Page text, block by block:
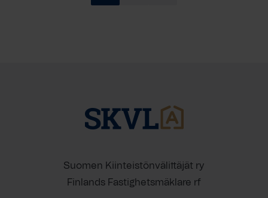
Suomen Kiinteistönvälittäjät ry
Finlands Fastighetsmäklare rf